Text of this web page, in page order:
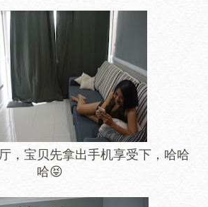
，宝贝先拿出手机享受下，哈哈
哈😝